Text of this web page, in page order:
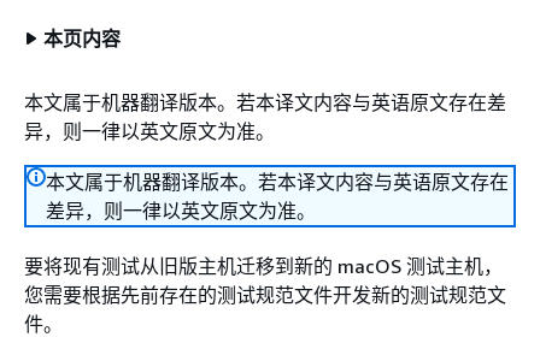
本页内容
本文属于机器翻译版本。若本译文内容与英语原文存在差
异，则一律以英文原文为准。
本文属于机器翻译版本。若本译文内容与英语原文存在
差异，则一律以英文原文为准。
要将现有测试从旧版主机迁移到新的 macOS 测试主机，
您需要根据先前存在的测试规范文件开发新的测试规范文
件。